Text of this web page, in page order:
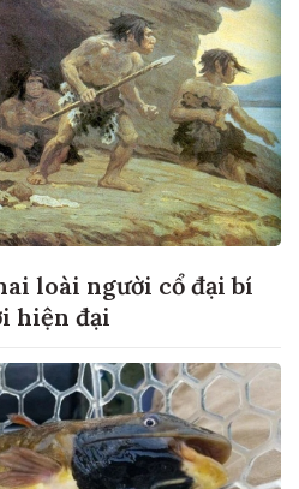
loài người cổ đại bí
hiện đại